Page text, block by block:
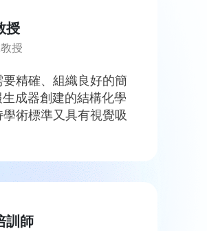
授
授
精確、組織良好的簡
成器創建的結構化學
術標準又具有視覺吸
訓師